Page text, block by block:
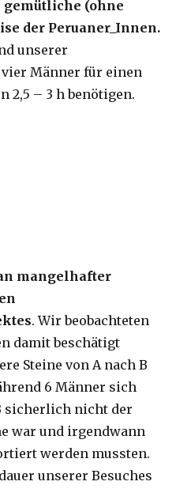
gemütliche (ohne
der Peruaner_Innen.
unserer
vier Männer für einen
2,5 – 3 h benötigen.
mangelhafter
. Wir beobachteten
damit beschätigt
Steine von A nach B
6 Männer sich
sicherlich nicht der
war und irgendwann
werden mussten.
unserer Besuches